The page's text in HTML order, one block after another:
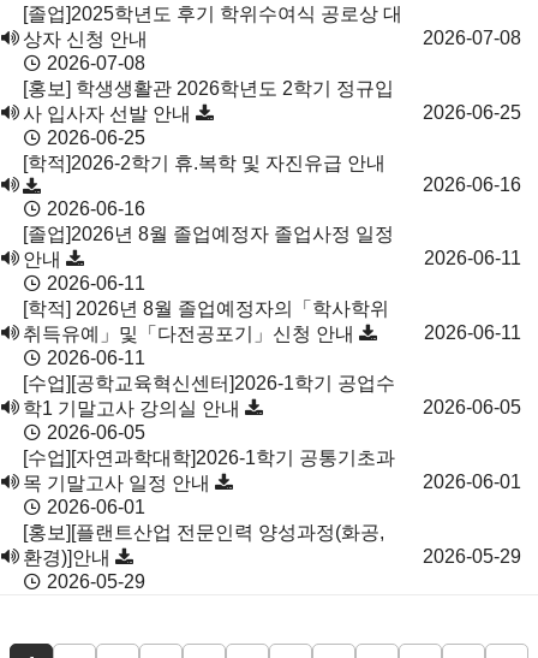
[졸업]2025학년도 후기 학위수여식 공로상 대
상자 신청 안내
2026-07-08
2026-07-08
[홍보] 학생생활관 2026학년도 2학기 정규입
사 입사자 선발 안내
2026-06-25
2026-06-25
[학적]2026-2학기 휴.복학 및 자진유급 안내
2026-06-16
2026-06-16
[졸업]2026년 8월 졸업예정자 졸업사정 일정
안내
2026-06-11
2026-06-11
[학적] 2026년 8월 졸업예정자의「학사학위
취득유예」및「다전공포기」신청 안내
2026-06-11
2026-06-11
[수업][공학교육혁신센터]2026-1학기 공업수
학1 기말고사 강의실 안내
2026-06-05
2026-06-05
[수업][자연과학대학]2026-1학기 공통기초과
목 기말고사 일정 안내
2026-06-01
2026-06-01
[홍보][플랜트산업 전문인력 양성과정(화공,
환경)]안내
2026-05-29
2026-05-29